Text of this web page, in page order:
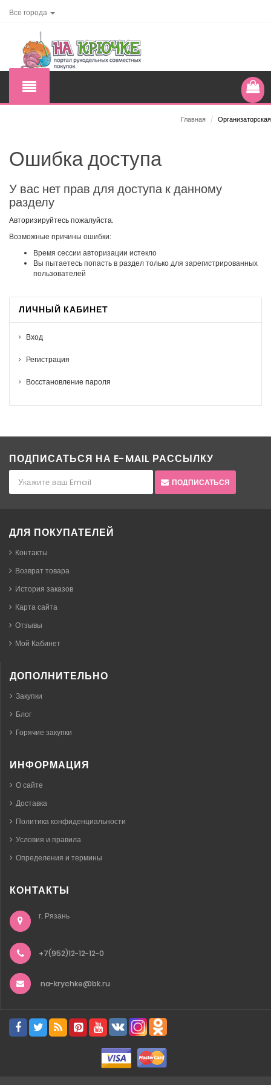
Все города
Главная / Организаторская
Ошибка доступа
У вас нет прав для доступа к данному
разделу
Авторизируйтесь пожалуйста.
Возможные причины ошибки:
Время сессии авторизации истекло
Вы пытаетесь попасть в раздел только для зарегистрированных
пользователей
ЛИЧНЫЙ КАБИНЕТ
Вход
Регистрация
Восстановление пароля
ПОДПИСАТЬСЯ НА E-MAIL РАССЫЛКУ
ПОДПИСАТЬСЯ
ДЛЯ ПОКУПАТЕЛЕЙ
Контакты
Возврат товара
История заказов
Карта сайта
Отзывы
Мой Кабинет
ДОПОЛНИТЕЛЬНО
Закупки
Блог
Горячие закупки
ИНФОРМАЦИЯ
О сайте
Доставка
Политика конфиденциальности
Условия и правила
Определения и термины
КОНТАКТЫ
г. Рязань
+7(952)12-12-12-0
na-krychke@bk.ru